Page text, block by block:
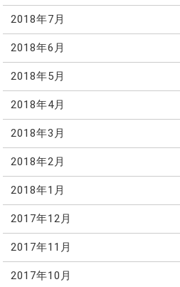
2018年7月
2018年6月
2018年5月
2018年4月
2018年3月
2018年2月
2018年1月
2017年12月
2017年11月
2017年10月